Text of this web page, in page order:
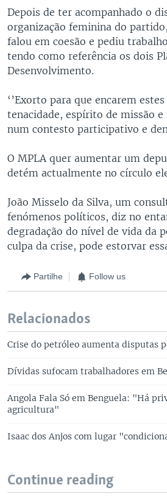
Depois de ter acompanhado o
organização feminina do
falou em coesão e pediu
tendo como referência os dois
Desenvolvimento.
‘’Exorto para que encarem
tenacidade, espírito de missão
num contesto participativo e
O MPLA quer aumentar um
detém actualmente no círculo
João Misselo da Silva, um
fenómenos políticos, diz no
degradação do nível de vida da
culpa da crise, pode estorvar
Partilhe Follow us
Relacionados
Crise do petróleo aumenta disputas
Dívidas sufocam trabalhadores em
Angola Fala Só em Benguela: "Há
agricultura"
Isaac dos Anjos com lugar
Continue reading